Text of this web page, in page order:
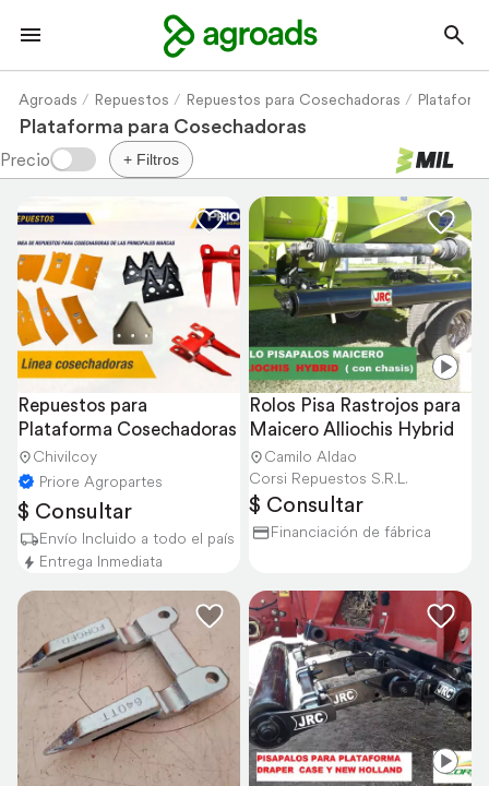
Agroads Repuestos Repuestos para Cosechadoras
Plataforma para Cosechadoras
+ Filtros
Repuestos para
Plataforma Cosechadoras
Chivilcoy
Priore Agropartes
$ Consultar
Envío Incluido a todo el país
Entrega Inmediata
Rolos Pisa Rastrojos para
Maicero Alliochis Hybrid
Camilo Aldao
Corsi Repuestos S.R.L.
$ Consultar
Financiación de fábrica